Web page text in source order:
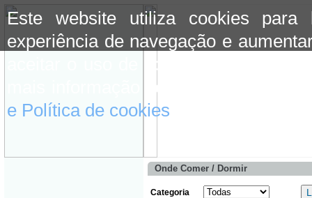
Este website utiliza cookies para
experiência de navegação e
aceitar o uso de cookies basta
mais informação consulte a
e Política de cookies
Onde Comer / Dormir
Categoria